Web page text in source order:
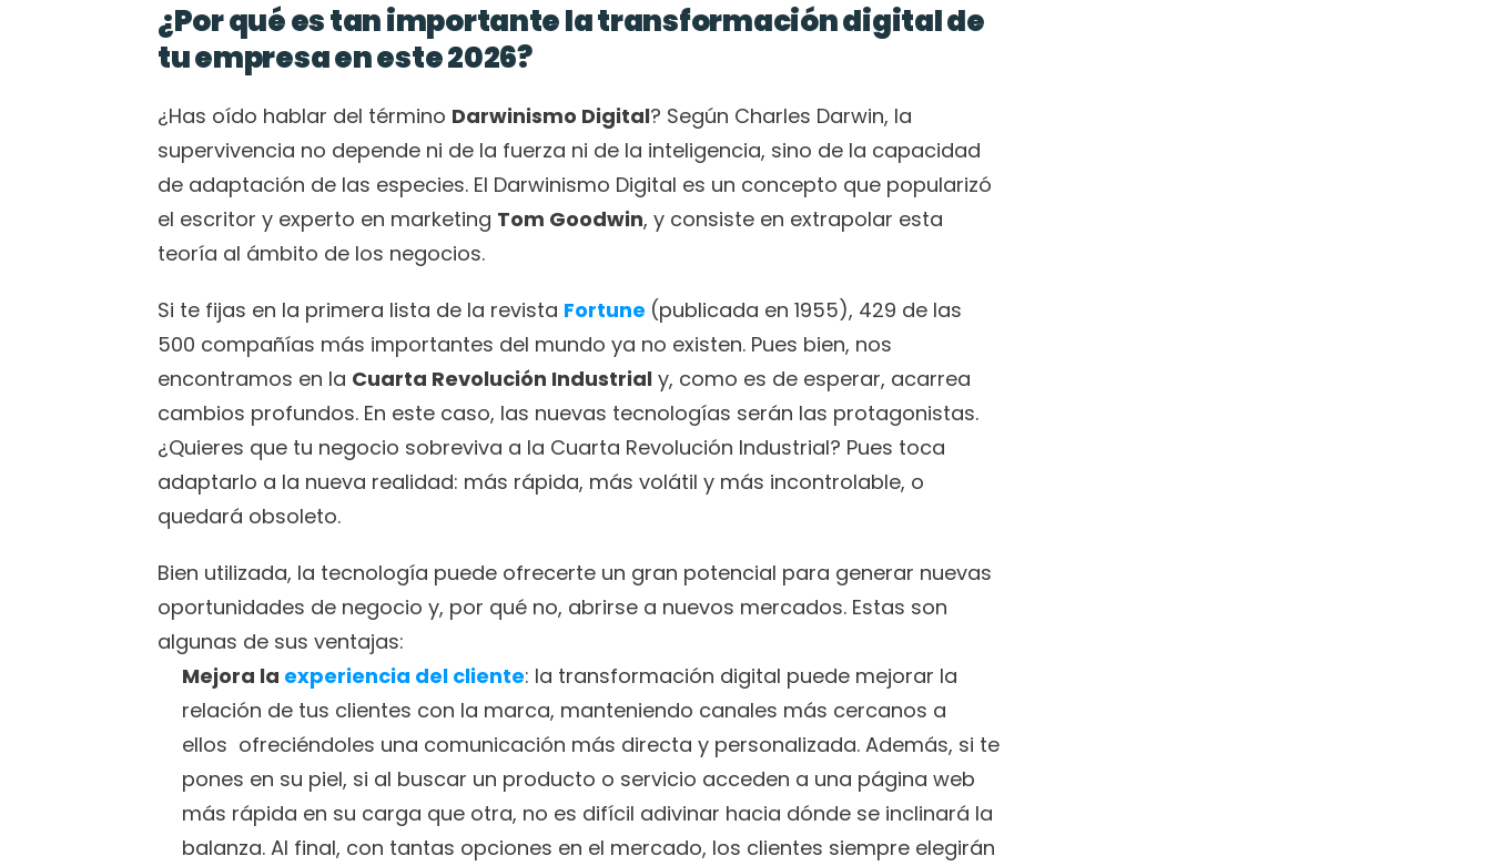
¿Por qué es tan importante la transformación digital de
tu empresa en este 2026?
¿Has oído hablar del término Darwinismo Digital? Según Charles Darwin, la
supervivencia no depende ni de la fuerza ni de la inteligencia, sino de la capacidad
de adaptación de las especies. El Darwinismo Digital es un concepto que popularizó
el escritor y experto en marketing Tom Goodwin, y consiste en extrapolar esta
teoría al ámbito de los negocios.
Si te fijas en la primera lista de la revista Fortune (publicada en 1955), 429 de las
500 compañías más importantes del mundo ya no existen. Pues bien, nos
encontramos en la Cuarta Revolución Industrial y, como es de esperar, acarrea
cambios profundos. En este caso, las nuevas tecnologías serán las protagonistas.
¿Quieres que tu negocio sobreviva a la Cuarta Revolución Industrial? Pues toca
adaptarlo a la nueva realidad: más rápida, más volátil y más incontrolable, o
quedará obsoleto.
Bien utilizada, la tecnología puede ofrecerte un gran potencial para generar nuevas
oportunidades de negocio y, por qué no, abrirse a nuevos mercados. Estas son
algunas de sus ventajas:
Mejora la experiencia del cliente: la transformación digital puede mejorar la
relación de tus clientes con la marca, manteniendo canales más cercanos a
ellos  ofreciéndoles una comunicación más directa y personalizada. Además, si te
pones en su piel, si al buscar un producto o servicio acceden a una página web
más rápida en su carga que otra, no es difícil adivinar hacia dónde se inclinará la
balanza. Al final, con tantas opciones en el mercado, los clientes siempre elegirán